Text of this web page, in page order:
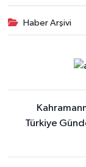
Haber Arşivi
Türkiye